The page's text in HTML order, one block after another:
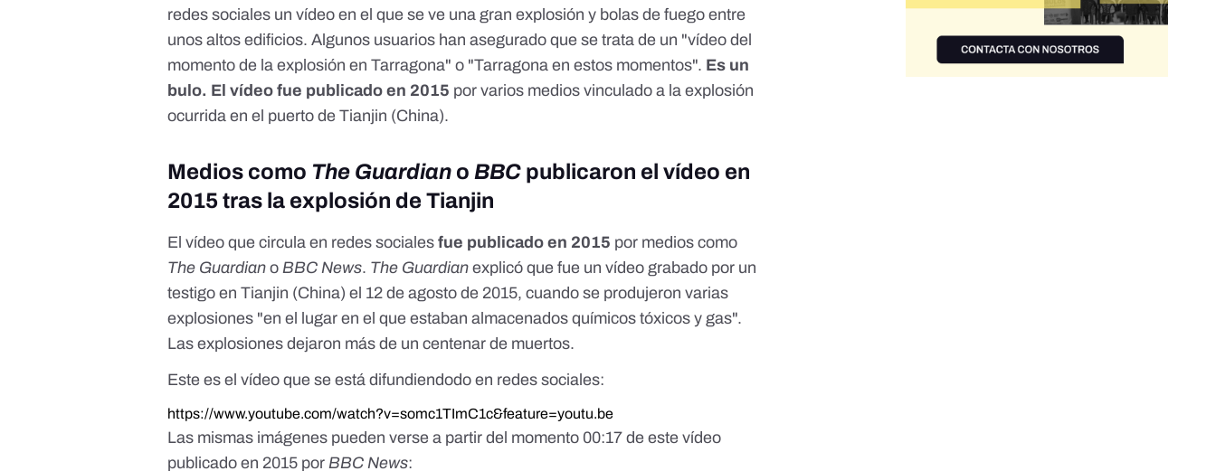
redes sociales un vídeo en el que se ve una gran explosión y bolas de fuego entre
unos altos edificios. Algunos usuarios han asegurado que se trata de un "vídeo del
momento de la explosión en Tarragona" o "Tarragona en estos momentos". Es un
bulo. El vídeo fue publicado en 2015 por varios medios vinculado a la explosión
ocurrida en el puerto de Tianjin (China).
Medios como The Guardian oBBC publicaron el vídeo en
2015 tras la explosión de Tianjin
El vídeo que circula en redes socialesfue publicado en 2015 por medios como
The Guardian oBBC News. The Guardianexplicó que fue un vídeo grabado por un
testigo en Tianjin (China) el 12 de agosto de 2015, cuando se produjeron varias
explosiones "en el lugar en el que estaban almacenados químicos tóxicos y gas".
Lasexplosiones dejaron más de un centenar de muertos.
Este es el vídeo que se está difundiendodo en redes sociales:
https://www.youtube.com/watch?v=somc1TImC1c&feature=youtu.be
Las mismas imágenes pueden verse a partir del momento 00:17 de este vídeo
publicado en 2015 porBBC News: